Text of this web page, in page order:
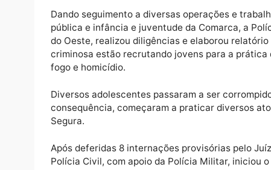
Juventude, ofereceu representação em
adolescentes.
pública e infância e juventude da Comarca,
do Oeste, realizou diligências e elaborou
criminosa estão recrutando jovens para a
fogo e homicídio.